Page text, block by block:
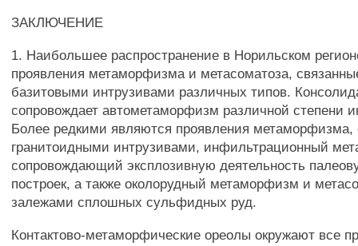
ЗАКЛЮЧЕНИЕ
1. Наибольшее распространение в Норильском
проявления метаморфизма и метасоматоза,
базитовыми интрузивами различных типов.
сопровождает автометаморфизм различной степени
Более редкими являются проявления метаморфизма,
гранитоидными интрузивами, инфильтрационный
сопровождающий эксплозивную деятельность
построек, а также околорудный метаморфизм и
залежами сплошных сульфидных руд.
Контактово-метаморфические ореолы окружают все